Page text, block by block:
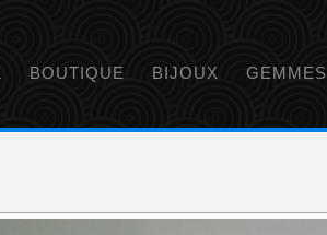
BOUTIQUE BIJOUX GEMMES